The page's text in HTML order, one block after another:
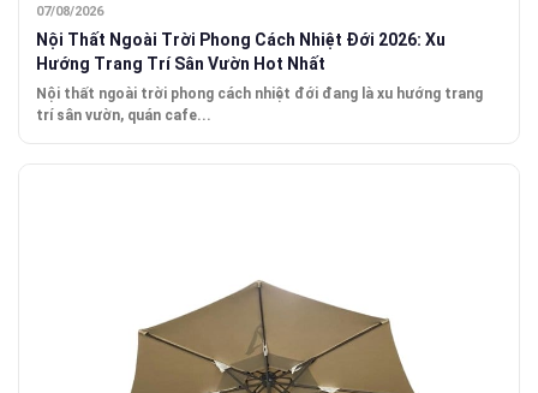
07/08/2026
Nội Thất Ngoài Trời Phong Cách Nhiệt Đới 2026: Xu
Hướng Trang Trí Sân Vườn Hot Nhất
Nội thất ngoài trời phong cách nhiệt đới đang là xu hướng trang
trí sân vườn, quán cafe...